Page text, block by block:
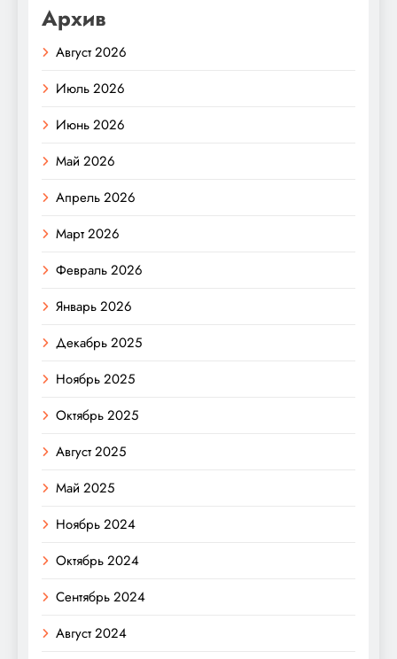
Архив
Август 2026
Июль 2026
Июнь 2026
Май 2026
Апрель 2026
Март 2026
Февраль 2026
Январь 2026
Декабрь 2025
Ноябрь 2025
Октябрь 2025
Август 2025
Май 2025
Ноябрь 2024
Октябрь 2024
Сентябрь 2024
Август 2024